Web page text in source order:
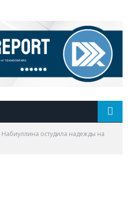
Набиуллина остудила надежды на